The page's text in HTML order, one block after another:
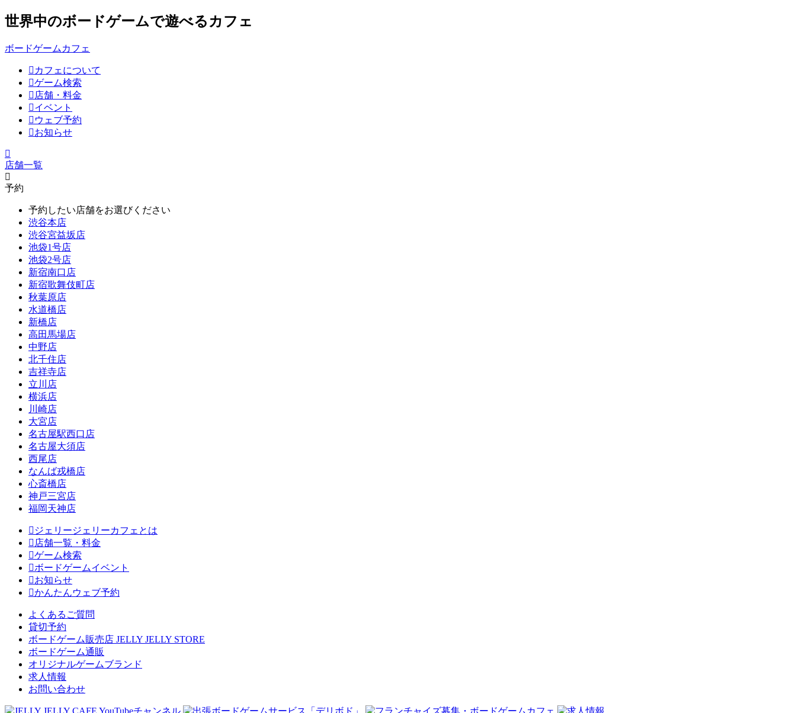
世界中のボードゲームで遊べるカフェ
ボードゲームカフェ
カフェについて
ゲーム検索
店舗・料金
イベント
ウェブ予約
お知らせ
店舗一覧
予約
予約したい店舗をお選びください
渋谷本店
渋谷宮益坂店
池袋1号店
池袋2号店
新宿南口店
新宿歌舞伎町店
秋葉原店
水道橋店
新橋店
高田馬場店
中野店
北千住店
吉祥寺店
立川店
横浜店
川崎店
大宮店
名古屋駅西口店
名古屋大須店
西尾店
なんば戎橋店
心斎橋店
神戸三宮店
福岡天神店
ジェリージェリーカフェとは
店舗一覧・料金
ゲーム検索
ボードゲームイベント
お知らせ
かんたんウェブ予約
よくあるご質問
貸切予約
ボードゲーム販売店 JELLY JELLY STORE
ボードゲーム通販
オリジナルゲームブランド
求人情報
お問い合わせ